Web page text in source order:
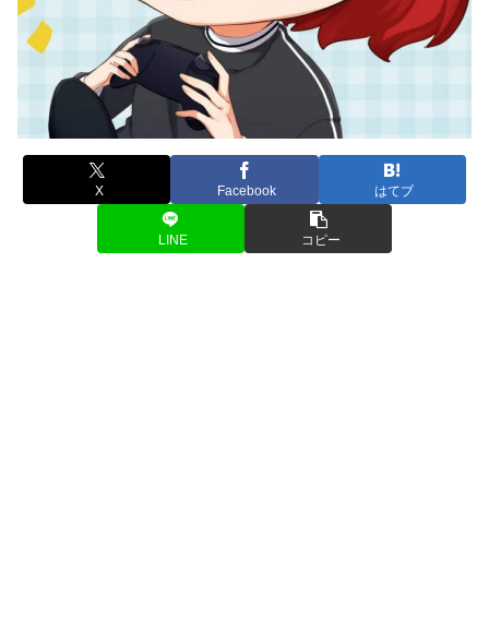
X Facebook はてブ
LINE コピー